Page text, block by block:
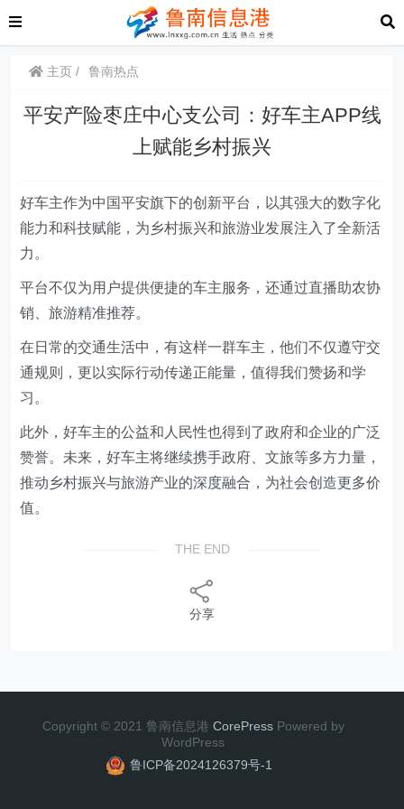
主页 鲁南热点
平安产险枣庄中心支公司：好车主APP线
上赋能乡村振兴
好车主作为中国平安旗下的创新平台，以其强大的数字化
能力和科技赋能，为乡村振兴和旅游业发展注入了全新活
力。
平台不仅为用户提供便捷的车主服务，还通过直播助农协
销、旅游精准推荐。
在日常的交通生活中，有这样一群车主，他们不仅遵守交
通规则，更以实际行动传递正能量，值得我们赞扬和学
习。
此外，好车主的公益和人民性也得到了政府和企业的广泛
赞誉。未来，好车主将继续携手政府、文旅等多方力量，
推动乡村振兴与旅游产业的深度融合，为社会创造更多价
值。
THE END
分享
Copyright © 2021 鲁南信息港 CorePress Powered by
WordPress
鲁ICP备2024126379号-1